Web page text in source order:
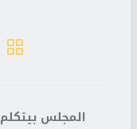
المجلس بيتكلم